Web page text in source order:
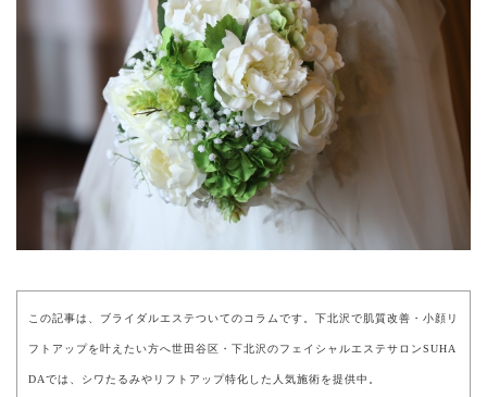
この記事は、ブライダルエステついてのコラムです。下北沢で肌質改善・小顔リ
フトアップを叶えたい方へ世田谷区・下北沢のフェイシャルエステサロンSUHA
DAでは、シワたるみやリフトアップ特化した人気施術を提供中。